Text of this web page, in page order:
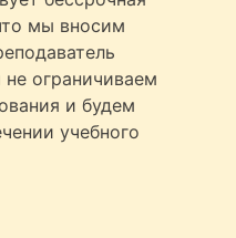
мы вносим
ограничиваем
и будем
учебного